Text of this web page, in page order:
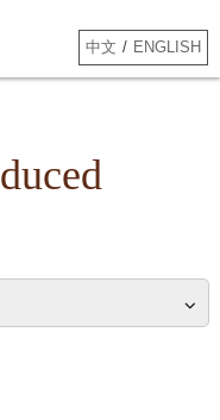
中文 / ENGLISH